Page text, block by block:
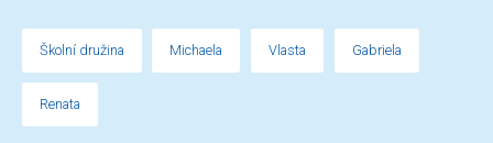
Školní družina Michaela Vlasta Gabriela
Renata